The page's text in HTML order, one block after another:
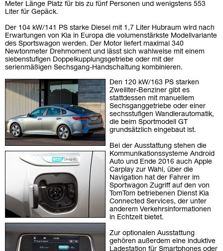
Meter Länge Platz für bis zu fünf Personen und wenigstens 553
Liter für Gepäck.
Der 104 kW/141 PS starke Diesel mit 1,7 Liter Hubraum wird nach
Erwartungen von Kia in Europa die volumenstärkste Modellvariante
des Sportswagon werden. Der Motor liefert maximal 340
Newtonmeter Drehmoment und lässt sich wahlweise mit einem
siebenstufigen Doppelkupplungsgetriebe oder mit der
serienmäßigen Sechsgang-Handschaltung kombinieren.
Den 120 kW/163 PS starken
Zweiliter-Benziner gibt es
stattdessen mit manuellem
Sechsganggetriebe oder einer
sechsstufigen Wandlerautomatik,
die beim Sportmodell GT
grundsätzlich eingebaut ist.
Bei der Ausstattung stehen die
Kommunikationssysteme Android
Auto und Ende 2016 auch Apple
Carplay zur Wahl, über die
Navigation hat der Fahrer im
Sportwagon Zugriff auf den von
TomTom betriebenen Dienst Kia
Connected Services, der unter
anderem Verkehrsinformationen
in Echtzeit bietet.
Zur optionalen Ausstattung
gehören außerdem eine induktive
Ladestation für Smartphones oder